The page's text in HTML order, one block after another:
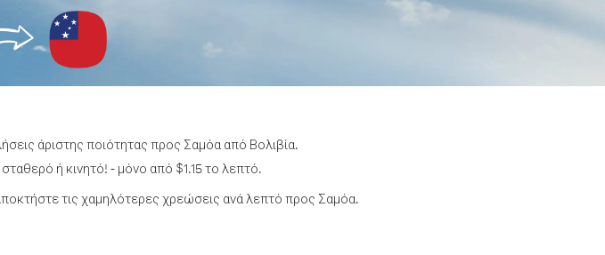
άριστης ποιότητας προς Σαμόα από Βολιβία.
ή κινητό! - μόνο από $1.15 το λεπτό.
τις χαμηλότερες χρεώσεις ανά λεπτό προς Σαμόα.